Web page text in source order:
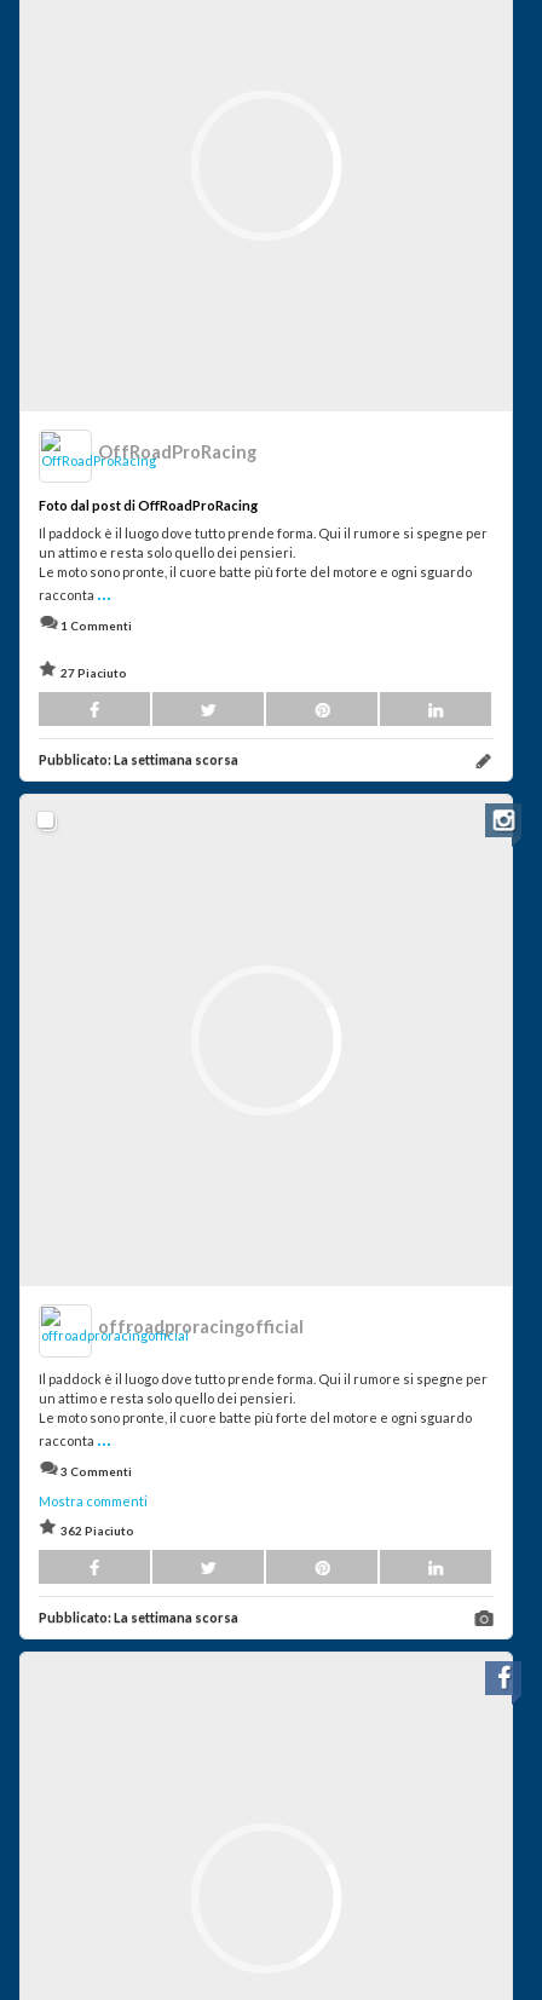
OffRoadProRacing
Foto dal post di OffRoadProRacing
Il paddock è il luogo dove tutto prende forma. Qui il rumore si spegne per
un attimo e resta solo quello dei pensieri.
Le moto sono pronte, il cuore batte più forte del motore e ogni sguardo
racconta ...
1 Commenti
27 Piaciuto
Pubblicato:La settimana scorsa
offroadproracingofficial
Il paddock è il luogo dove tutto prende forma. Qui il rumore si spegne per
un attimo e resta solo quello dei pensieri.
Le moto sono pronte, il cuore batte più forte del motore e ogni sguardo
racconta ...
3 Commenti
Mostra commenti
362 Piaciuto
Pubblicato:La settimana scorsa